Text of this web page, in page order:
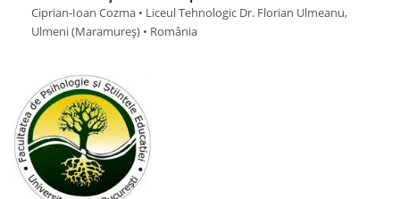
Ciprian-Ioan Cozma • Liceul Tehnologic Dr. Florian Ulmeanu,
Ulmeni (Maramureş) • România